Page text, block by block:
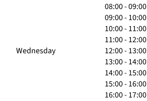
Wednesday
08:00 - 09:00
09:00 - 10:00
10:00 - 11:00
11:00 - 12:00
12:00 - 13:00
13:00 - 14:00
14:00 - 15:00
15:00 - 16:00
16:00 - 17:00